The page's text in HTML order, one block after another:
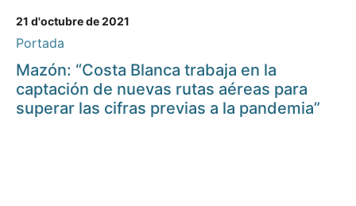
21 d'octubre de 2021
Portada
Mazón: “Costa Blanca trabaja en la
captación de nuevas rutas aéreas para
superar las cifras previas a la pandemia”